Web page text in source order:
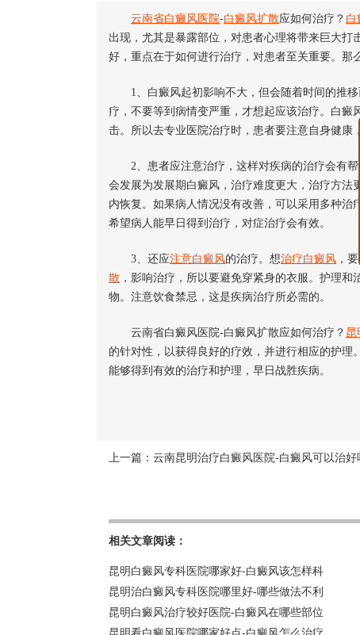
云南省白癜风医院-白癜风扩散应如何治疗？ 白
出现，尤其是暴露部位，对患者心理将带来巨大
好，重点在于如何进行治疗，对患者至关重要。那
1、白癜风起初影响不大，但会随着时间的推移
疗，不要等到病情变严重，才想起应该治疗。白
击。所以去专业医院治疗时，患者要注意自身健康
2、患者应注意治疗，这样对疾病的治疗会有帮
会发展为发展期白癜风，治疗难度更大，治疗方法
内恢复。如果病人情况没有改善，可以采用多种
希望病人能早日得到治疗，对症治疗会有效。
3、还应注意白癜风的治疗。想治疗白癜风 ，
散 ，影响治疗，所以要避免穿紧身的衣服。护理和
物。注意饮食禁忌，这是疾病治疗所必需的。
云南省白癜风医院-白癜风扩散应如何治疗？ 昆
的针对性，以获得良好的疗效，并进行相应的护
能够得到有效的治疗和护理，早日战胜疾病。
上一篇： 云南昆明治疗白癜风医院-白癜风可以治好
相关文章阅读：
昆明白癜风专科医院哪家好-白癜风该怎样科
昆明治白癜风专科医院哪里好-哪些做法不利
昆明白癜风治疗较好医院-白癜风在哪些部位